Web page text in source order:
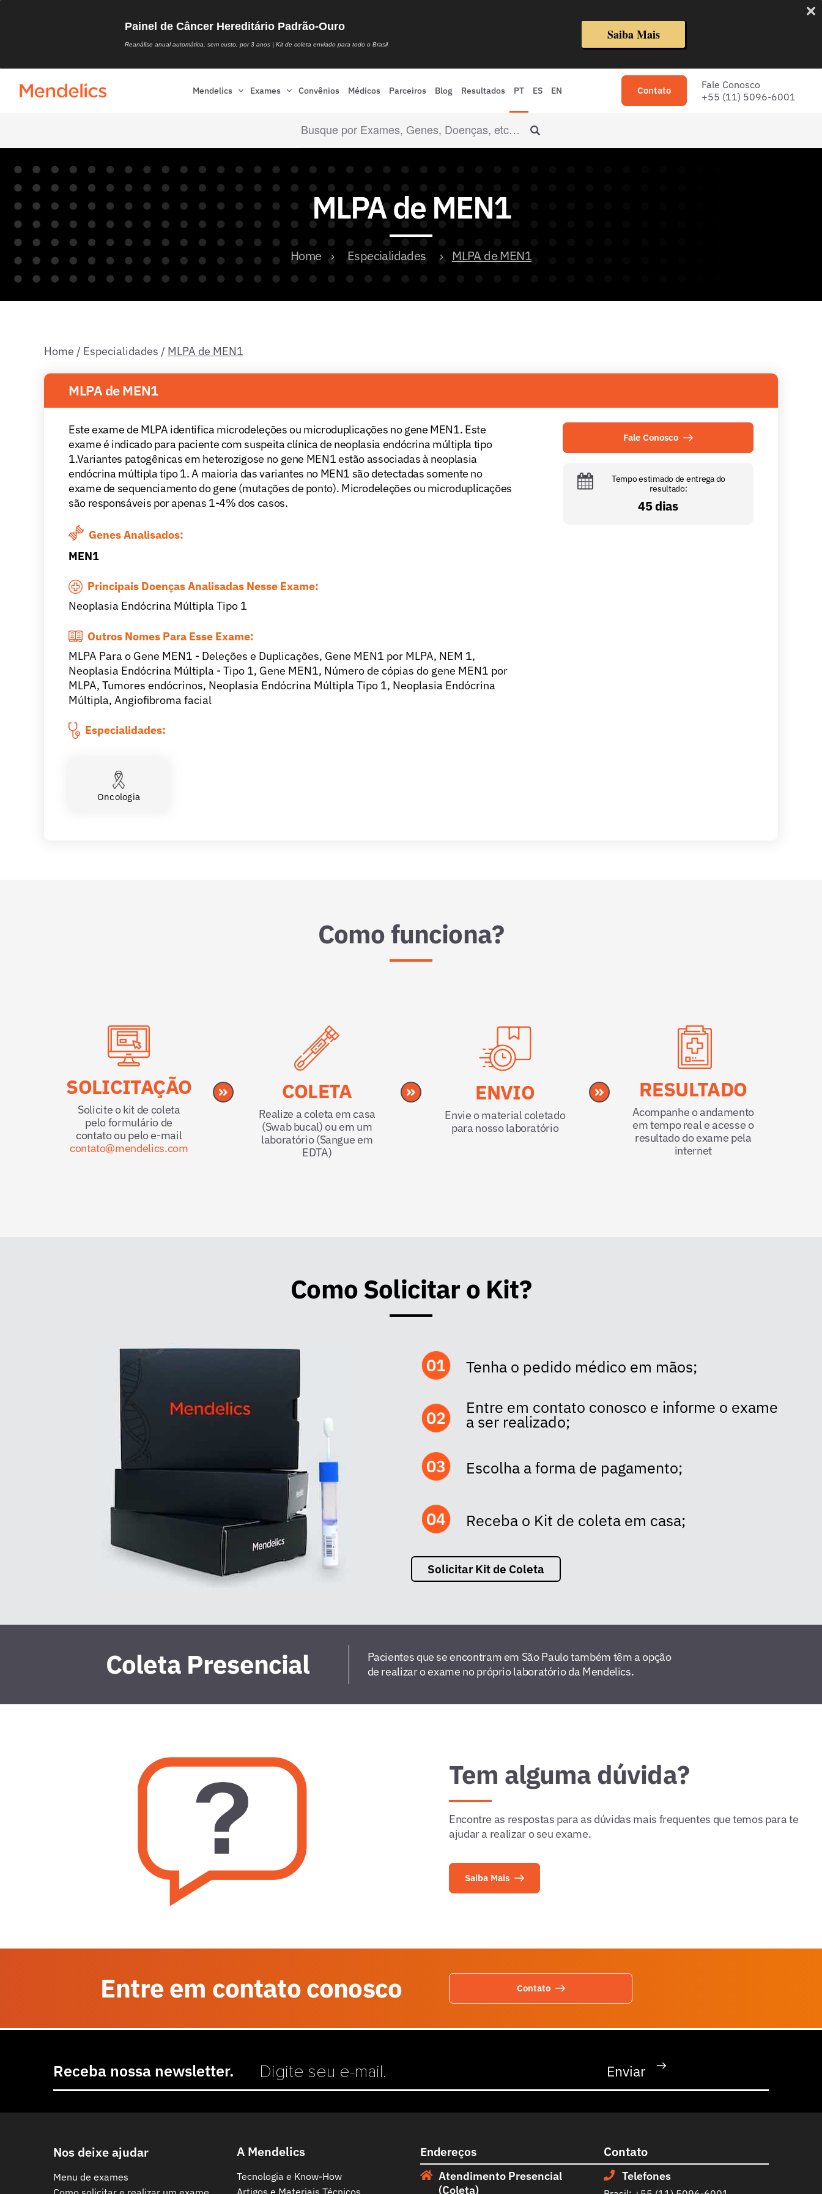
Painel de Câncer Hereditário Padrão-Ouro
Reanálise anual automática, sem custo, por 3 anos | Kit de coleta enviado para todo o Brasil
Saiba Mais
Mendelics Exames Convênios Médicos Parceiros Blog Resultados PT ES EN Contato
Fale Conosco
+55 (11) 5096-6001
MLPA de MEN1
Home Especialidades MLPA de MEN1
Home / Especialidades / MLPA de MEN1
MLPA de MEN1
Este exame de MLPA identifica microdeleções ou microduplicações no gene MEN1. Este
exame é indicado para paciente com suspeita clínica de neoplasia endócrina múltipla tipo
1.Variantes patogênicas em heterozigose no gene MEN1 estão associadas à neoplasia
endócrina múltipla tipo 1. A maioria das variantes no MEN1 são detectadas somente no
exame de sequenciamento do gene (mutações de ponto). Microdeleções ou microduplicações
são responsáveis por apenas 1-4% dos casos.
Genes Analisados:
MEN1
Principais Doenças Analisadas Nesse Exame:
Neoplasia Endócrina Múltipla Tipo 1
Outros Nomes Para Esse Exame:
MLPA Para o Gene MEN1 - Deleções e Duplicações, Gene MEN1 por MLPA, NEM 1,
Neoplasia Endócrina Múltipla - Tipo 1, Gene MEN1, Número de cópias do gene MEN1 por
MLPA, Tumores endócrinos, Neoplasia Endócrina Múltipla Tipo 1, Neoplasia Endócrina
Múltipla, Angiofibroma facial
Especialidades:
Oncologia
Fale Conosco
Tempo estimado de entrega do
resultado:
45 dias
Como funciona?
SOLICITAÇÃO
Solicite o kit de coleta
pelo formulário de
contato ou pelo e-mail
contato@mendelics.com
COLETA
Realize a coleta em casa
(Swab bucal) ou em um
laboratório (Sangue em
EDTA)
ENVIO
Envie o material coletado
para nosso laboratório
RESULTADO
Acompanhe o andamento
em tempo real e acesse o
resultado do exame pela
internet
Como Solicitar o Kit?
Tenha o pedido médico em mãos;
Entre em contato conosco e informe o exame
a ser realizado;
Escolha a forma de pagamento;
Receba o Kit de coleta em casa;
Solicitar Kit de Coleta
Coleta Presencial
Pacientes que se encontram em São Paulo também têm a opção
de realizar o exame no próprio laboratório da Mendelics.
Tem alguma dúvida?
Encontre as respostas para as dúvidas mais frequentes que temos para te
ajudar a realizar o seu exame.
Saiba Mais
Entre em contato conosco Contato
Receba nossa newsletter.
Nos deixe ajudar
Menu de exames
A Mendelics
Tecnologia e Know-How
Artigos e Materiais Técnicos
Endereços
Atendimento Presencial
(Coleta)
Contato
Telefones